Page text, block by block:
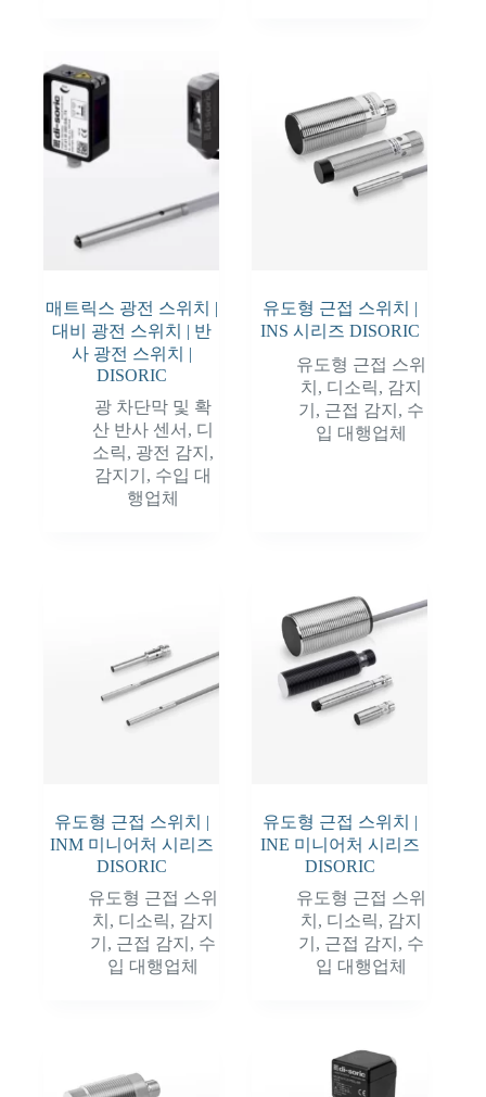
매트릭스 광전 스위치 |
대비 광전 스위치 | 반
사 광전 스위치 |
DISORIC
광 차단막 및 확
산 반사 센서 , 디
소릭, 광전 감지 ,
감지기 , 수입 대
행업체
유도형 근접 스위치 |
INS 시리즈 DISORIC
유도형 근접 스위
치 , 디소릭, 감지
기 , 근접 감지 , 수
입 대행업체
유도형 근접 스위치 |
INM 미니어처 시리즈
DISORIC
유도형 근접 스위
치 , 디소릭, 감지
기 , 근접 감지 , 수
입 대행업체
유도형 근접 스위치 |
INE 미니어처 시리즈
DISORIC
유도형 근접 스위
치 , 디소릭, 감지
기 , 근접 감지 , 수
입 대행업체